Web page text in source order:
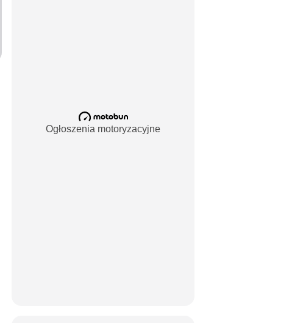
Ogłoszenia motoryzacyjne